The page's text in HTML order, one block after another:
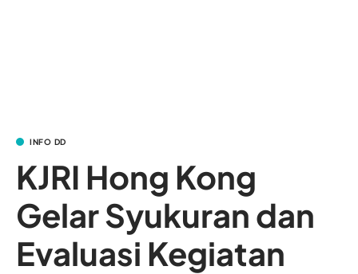
INFO DD
KJRI Hong Kong
Gelar Syukuran dan
Evaluasi Kegiatan